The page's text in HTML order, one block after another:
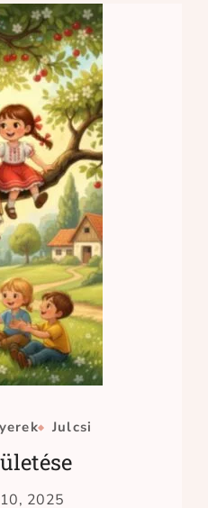
Julcsi
2025